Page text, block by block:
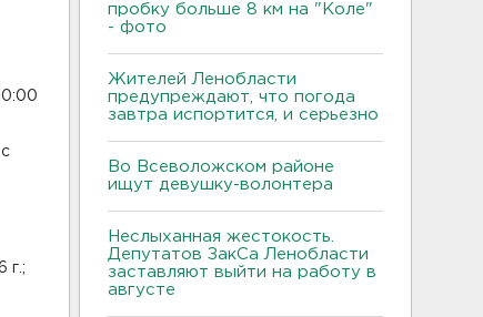
г.;
пробку больше 8 км на "Коле"
- фото
Жителей Ленобласти
предупреждают, что погода
завтра испортится, и серьезно
Во Всеволожском районе
ищут девушку-волонтера
Неслыханная жестокость.
Депутатов ЗакСа Ленобласти
заставляют выйти на работу в
августе